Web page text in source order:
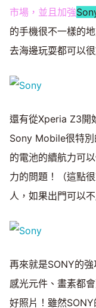
市場，並且加強
的手機很不一樣的
去海邊玩耍都可以
還有從Xperia Z3開
Sony Mobile很特別
的電池的續航力可
力的問題！（這點
人，如果出門可以
再來就是SONY的強
感光元件、畫素都
好照片！雖然SONY